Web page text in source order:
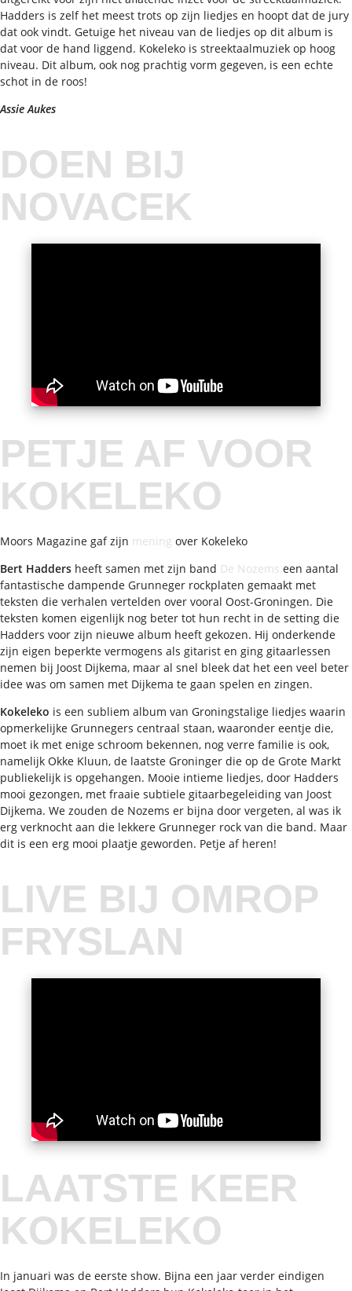
Hadders is zelf het meest trots op zijn liedjes en hoopt dat de jury
dat ook vindt. Getuige het niveau van de liedjes op dit album is
dat voor de hand liggend. Kokeleko is streektaalmuziek op hoog
niveau. Dit album, ook nog prachtig vorm gegeven, is een echte
schot in de roos!
Assie Aukes
DOEN BIJ
NOVACEK
PETJE AF VOOR
KOKELEKO
Moors Magazine gaf zijn mening over Kokeleko
Bert Hadders heeft samen met zijn band De Nozems een aantal
fantastische dampende Grunneger rockplaten gemaakt met
teksten die verhalen vertelden over vooral Oost-Groningen. Die
teksten komen eigenlijk nog beter tot hun recht in de setting die
Hadders voor zijn nieuwe album heeft gekozen. Hij onderkende
zijn eigen beperkte vermogens als gitarist en ging gitaarlessen
nemen bij Joost Dijkema, maar al snel bleek dat het een veel beter
idee was om samen met Dijkema te gaan spelen en zingen.
Kokeleko is een subliem album van Groningstalige liedjes waarin
opmerkelijke Grunnegers centraal staan, waaronder eentje die,
moet ik met enige schroom bekennen, nog verre familie is ook,
namelijk Okke Kluun, de laatste Groninger die op de Grote Markt
publiekelijk is opgehangen. Mooie intieme liedjes, door Hadders
mooi gezongen, met fraaie subtiele gitaarbegeleiding van Joost
Dijkema. We zouden de Nozems er bijna door vergeten, al was ik
erg verknocht aan die lekkere Grunneger rock van die band. Maar
dit is een erg mooi plaatje geworden. Petje af heren!
LIVE BIJ OMROP
FRYSLAN
LAATSTE KEER
KOKELEKO
In januari was de eerste show. Bijna een jaar verder eindigen